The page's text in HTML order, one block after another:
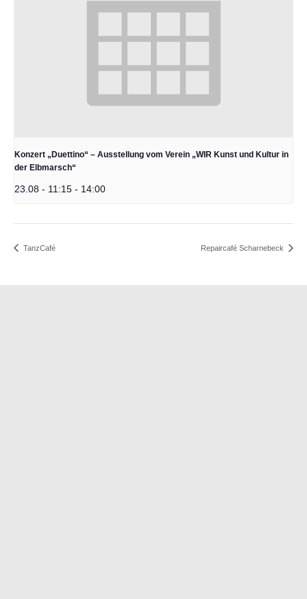
Konzert „Duettino“ – Ausstellung vom Verein „WIR Kunst und Kultur in
der Elbmarsch“
23.08 - 11:15 - 14:00
TanzCafé Repaircafé Scharnebeck